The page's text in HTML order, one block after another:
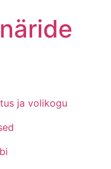
ja volikogu